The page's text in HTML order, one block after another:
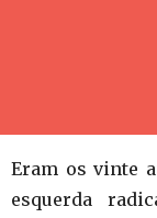
Eram os vinte
esquerda